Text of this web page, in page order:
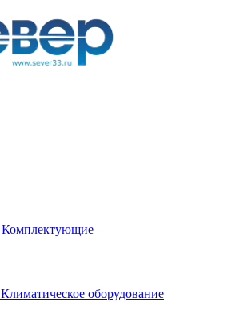
Комплектующие
Климатическое оборудование